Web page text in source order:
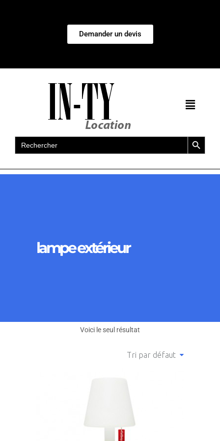
Demander un devis
Search
for:
Search Button
lampe extérieur
Voici le seul résultat
Tri par défaut